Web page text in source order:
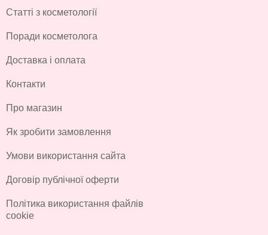
Статті з косметології
Поради косметолога
Доставка і оплата
Контакти
Про магазин
Як зробити замовлення
Умови використання сайта
Договір публічної оферти
Політика використання файлів
cookie